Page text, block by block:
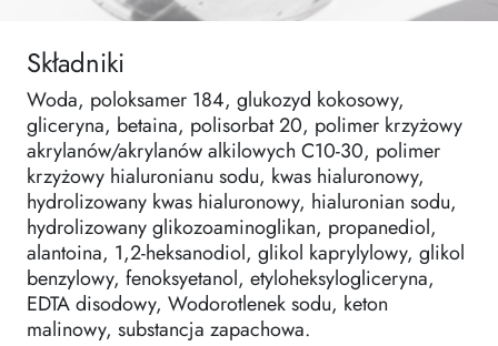
Składniki
Woda, poloksamer 184, glukozyd kokosowy,
gliceryna, betaina, polisorbat 20, polimer krzyżowy
akrylanów/akrylanów alkilowych C10-30, polimer
krzyżowy hialuronianu sodu, kwas hialuronowy,
hydrolizowany kwas hialuronowy, hialuronian sodu,
hydrolizowany glikozoaminoglikan, propanediol,
alantoina, 1,2-heksanodiol, glikol kaprylylowy, glikol
benzylowy, fenoksyetanol, etyloheksylogliceryna,
EDTA disodowy, Wodorotlenek sodu, keton
malinowy, substancja zapachowa.